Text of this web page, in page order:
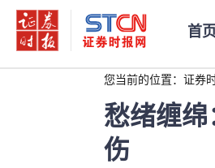
首
您当前的位置： 证券
愁绪缠
伤